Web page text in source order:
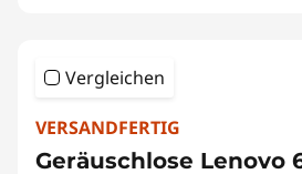
Vergleichen
VERSANDFERTIG
Geräuschlose Lenovo